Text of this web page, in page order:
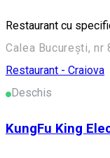
Restaurant cu
Calea București, nr
Restaurant - Craiova
Deschis
KungFu King